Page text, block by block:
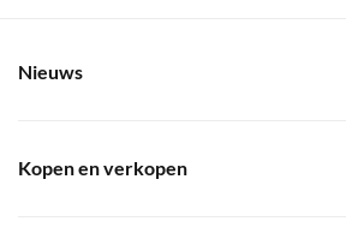
Nieuws
Kopen en verkopen